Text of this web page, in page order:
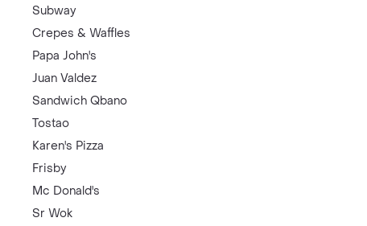
Subway
Crepes & Waffles
Papa John's
Juan Valdez
Sandwich Qbano
Tostao
Karen's Pizza
Frisby
Mc Donald's
Sr Wok